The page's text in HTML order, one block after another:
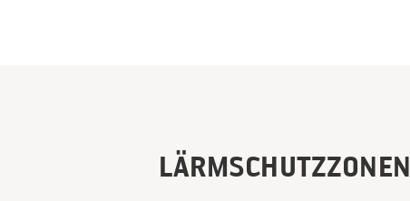
LÄRMSCHUTZZONEN